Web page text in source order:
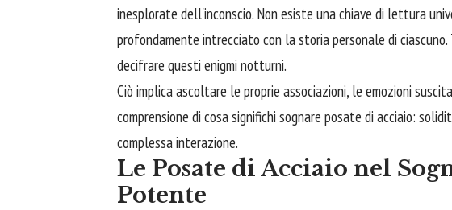
inesplorate dell'inconscio. Non esiste una chiave di lettura
profondamente intrecciato con la storia personale di
decifrare questi enigmi notturni.
Ciò implica ascoltare le proprie associazioni, le emozioni
comprensione di cosa significhi sognare posate di acciaio:
complessa interazione.
Le Posate di Acciaio nel
Potente